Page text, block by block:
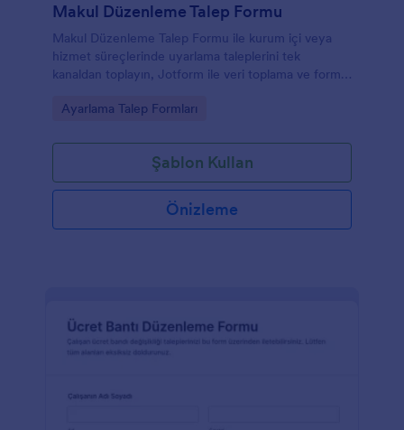
Makul Düzenleme Talep Formu
Makul Düzenleme Talep Formu ile kurum içi veya
hizmet süreçlerinde uyarlama taleplerini tek
kanaldan toplayın, Jotform ile veri toplama ve form
Go to Category:
Ayarlama Talep Formları
Şablon Kullan
Önizleme